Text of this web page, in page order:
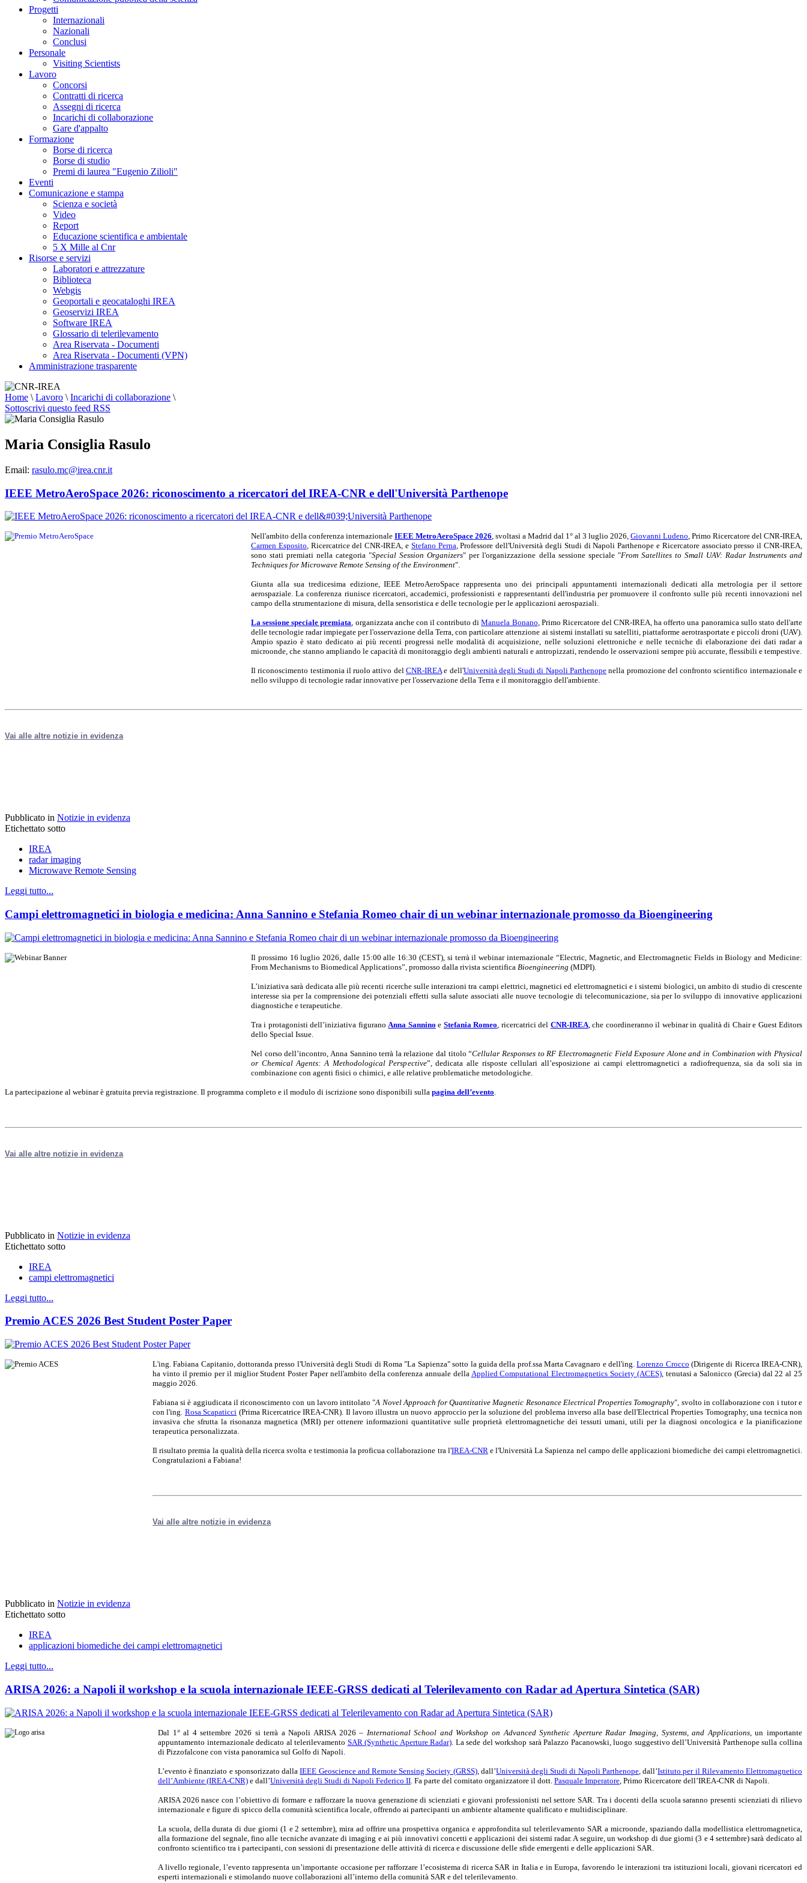
Progetti
Internazionali
Nazionali
Conclusi
Personale
Visiting Scientists
Lavoro
Concorsi
Contratti di ricerca
Assegni di ricerca
Incarichi di collaborazione
Gare d'appalto
Formazione
Borse di ricerca
Borse di studio
Premi di laurea "Eugenio Zilioli"
Eventi
Comunicazione e stampa
Scienza e società
Video
Report
Educazione scientifica e ambientale
5 X Mille al Cnr
Risorse e servizi
Laboratori e attrezzature
Biblioteca
Webgis
Geoportali e geocataloghi IREA
Geoservizi IREA
Software IREA
Glossario di telerilevamento
Area Riservata - Documenti
Area Riservata - Documenti (VPN)
Amministrazione trasparente
Home \ Lavoro \ Incarichi di collaborazione \
Sottoscrivi questo feed RSS
Maria Consiglia Rasulo
Email: rasulo.mc@irea.cnr.it
IEEE MetroAeroSpace 2026: riconoscimento a ricercatori del IREA-CNR e dell'Università Parthenope
Nell'ambito della conferenza internazionale IEEE MetroAeroSpace 2026, svoltasi a Madrid dal 1° al 3 luglio 2026, Giovanni Ludeno, Primo Ricercatore del CNR-IREA,
Carmen Esposito, Ricercatrice del CNR-IREA, e Stefano Perna, Professore dell'Università degli Studi di Napoli Parthenope e Ricercatore associato presso il CNR-IREA,
sono stati premiati nella categoria "Special Session Organizers" per l'organizzazione della sessione speciale "From Satellites to Small UAV: Radar Instruments and
Techniques for Microwave Remote Sensing of the Environment".
Giunta alla sua tredicesima edizione, IEEE MetroAeroSpace rappresenta uno dei principali appuntamenti internazionali dedicati alla metrologia per il settore
aerospaziale. La conferenza riunisce ricercatori, accademici, professionisti e rappresentanti dell'industria per promuovere il confronto sulle più recenti innovazioni nel
campo della strumentazione di misura, della sensoristica e delle tecnologie per le applicazioni aerospaziali.
La sessione speciale premiata, organizzata anche con il contributo diManuela Bonano, Primo Ricercatore del CNR-IREA, ha offerto una panoramica sullo stato dell'arte
delle tecnologie radar impiegate per l'osservazione della Terra, con particolare attenzione ai sistemi installati su satelliti, piattaforme aerotrasportate e piccoli droni (UAV).
Ampio spazio è stato dedicato ai più recenti progressi nelle modalità di acquisizione, nelle soluzioni elettroniche e nelle tecniche di elaborazione dei dati radar a
microonde, che stanno ampliando le capacità di monitoraggio degli ambienti naturali e antropizzati, rendendo le osservazioni sempre più accurate, flessibili e tempestive.
Il riconoscimento testimonia il ruolo attivo del CNR-IREAe dell'Università degli Studi di Napoli Parthenope nella promozione del confronto scientifico internazionale e
nello sviluppo di tecnologie radar innovative per l'osservazione della Terra e il monitoraggio dell'ambiente.
Vai alle altre notizie in evidenza
Pubblicato in Notizie in evidenza
Etichettato sotto
IREA
radar imaging
Microwave Remote Sensing
Leggi tutto...
Campi elettromagnetici in biologia e medicina: Anna Sannino e Stefania Romeo chair di un webinar internazionale promosso da Bioengineering
Il prossimo 16 luglio 2026, dalle 15:00 alle 16:30 (CEST), si terrà il webinar internazionale “Electric, Magnetic, and Electromagnetic Fields in Biology and Medicine:
From Mechanisms to Biomedical Applications”, promosso dalla rivista scientifica Bioengineering (MDPI).
L’iniziativa sarà dedicata alle più recenti ricerche sulle interazioni tra campi elettrici, magnetici ed elettromagnetici e i sistemi biologici, un ambito di studio di crescente
interesse sia per la comprensione dei potenziali effetti sulla salute associati alle nuove tecnologie di telecomunicazione, sia per lo sviluppo di innovative applicazioni
diagnostiche e terapeutiche.
Tra i protagonisti dell’iniziativa figurano Anna Sannino e Stefania Romeo , ricercatrici del CNR-IREA, che coordineranno il webinar in qualità di Chair e Guest Editors
dello Special Issue.
Nel corso dell’incontro, Anna Sannino terrà la relazione dal titolo “Cellular Responses to RF Electromagnetic Field Exposure Alone and in Combination with Physical
or Chemical Agents: A Methodological Perspective”, dedicata alle risposte cellulari all’esposizione ai campi elettromagnetici a radiofrequenza, sia da soli sia in
combinazione con agenti fisici o chimici, e alle relative problematiche metodologiche.
La partecipazione al webinar è gratuita previa registrazione. Il programma completo e il modulo di iscrizione sono disponibili sulla pagina dell’evento
Vai alle altre notizie in evidenza
Pubblicato in Notizie in evidenza
Etichettato sotto
IREA
campi elettromagnetici
Leggi tutto...
Premio ACES 2026 Best Student Poster Paper
L'ing. Fabiana Capitanio, dottoranda presso l'Università degli Studi di Roma "La Sapienza" sotto la guida della prof.ssa Marta Cavagnaro e dell'ing.Lorenzo Crocco (Dirigente di Ricerca IREA-CNR),
ha vinto il premio per il miglior Student Poster Paper nell'ambito della conferenza annuale della Applied Computational Electromagnetics Society (ACES), tenutasi a Salonicco (Grecia) dal 22 al 25
maggio 2026.
Fabiana si è aggiudicata il riconoscimento con un lavoro intitolato "A Novel Approach for Quantitative Magnetic Resonance Electrical Properties Tomography", svolto in collaborazione con i tutor e
con l'ing. Rosa Scapaticci (Prima Ricercatrice IREA-CNR). Il lavoro illustra un nuovo approccio per la soluzione del problema inverso alla base dell'Electrical Properties Tomography, una tecnica non
invasiva che sfrutta la risonanza magnetica (MRI) per ottenere informazioni quantitative sulle proprietà elettromagnetiche dei tessuti umani, utili per la diagnosi oncologica e la pianificazione
terapeutica personalizzata.
Il risultato premia la qualità della ricerca svolta e testimonia la proficua collaborazione tra l'IREA-CNRe l'Università La Sapienza nel campo delle applicazioni biomediche dei campi elettromagnetici.
Congratulazioni a Fabiana!
Vai alle altre notizie in evidenza
Pubblicato in Notizie in evidenza
Etichettato sotto
IREA
applicazioni biomediche dei campi elettromagnetici
Leggi tutto...
ARISA 2026: a Napoli il workshop e la scuola internazionale IEEE-GRSS dedicati al Telerilevamento con Radar ad Apertura Sintetica (SAR)
Dal 1° al 4 settembre 2026 si terrà a Napoli ARISA 2026 – International School and Workshop on Advanced Synthetic Aperture Radar Imaging, Systems, and Applications, un importante
appuntamento internazionale dedicato al telerilevamento SAR (Synthetic Aperture Radar) . La sede del workshop sarà Palazzo Pacanowski, luogo suggestivo dell’Università Parthenope sulla collina
di Pizzofalcone con vista panoramica sul Golfo di Napoli.
L’evento è finanziato e sponsorizzato dallaIEEE Geoscience and Remote Sensing Society (GRSS), dall’Università degli Studi di Napoli Parthenope, dall’Istituto per il Rilevamento Elettromagnetico
dell’Ambiente (IREA-CNR) e dall’Università degli Studi di Napoli Federico II . Fa parte del comitato organizzatore il dott. Pasquale Imperatore , Primo Ricercatore dell’IREA-CNR di Napoli.
ARISA 2026 nasce con l’obiettivo di formare e rafforzare la nuova generazione di scienziati e giovani professionisti nel settore SAR. Tra i docenti della scuola saranno presenti scienziati di rilievo
internazionale e figure di spicco della comunità scientifica locale, offrendo ai partecipanti un ambiente altamente qualificato e multidisciplinare.
La scuola, della durata di due giorni (1 e 2 settembre), mira ad offrire una prospettiva organica e approfondita sul telerilevamento SAR a microonde, spaziando dalla modellistica elettromagnetica,
alla formazione del segnale, fino alle tecniche avanzate di imaging e ai più innovativi concetti e applicazioni dei sistemi radar. A seguire, un workshop di due giorni (3 e 4 settembre) sarà dedicato al
confronto scientifico tra i partecipanti, con sessioni di presentazione delle attività di ricerca e discussione delle sfide emergenti e delle applicazioni SAR.
A livello regionale, l’evento rappresenta un’importante occasione per rafforzare l’ecosistema di ricerca SAR in Italia e in Europa, favorendo le interazioni tra istituzioni locali, giovani ricercatori ed
esperti internazionali e stimolando nuove collaborazioni all’interno della comunità SAR e del telerilevamento.